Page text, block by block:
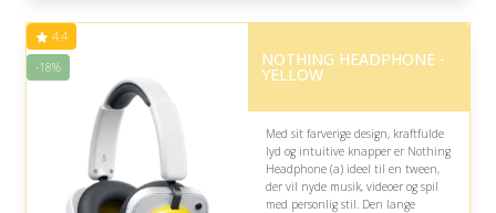
Fremragende Trustpilot rating
4.4
-18%
NOTHING HEADPHONE -
YELLOW
Med sit farverige design, kraftfulde
lyd og intuitive knapper er Nothing
Headphone (a) ideel til en tween,
der vil nyde musik, videoer og spil
med personlig stil. Den lange